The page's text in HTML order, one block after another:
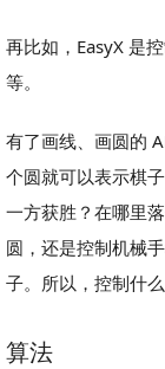
再比如，EasyX 是
等。
有了画线、画圆的
个圆就可以表示棋
一方获胜？在哪里
圆，还是控制机械
子。所以，控制什
算法